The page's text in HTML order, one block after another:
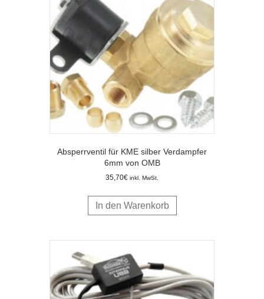
Absperrventil für KME silber Verdampfer
6mm von OMB
35,70€ inkl. MwSt.
In den Warenkorb